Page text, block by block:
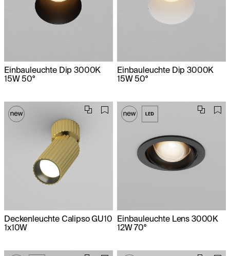
Einbauleuchte Dip 3000K
15W 50°
Einbauleuchte Dip 3000K
15W 50°
Deckenleuchte Calipso GU10
1x10W
Einbauleuchte Lens 3000K
12W 70°